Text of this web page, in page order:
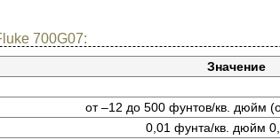
700G07:
Значение
от –12 до 500 фунтов/кв. дюйм
0,01 фунта/кв. дюйм